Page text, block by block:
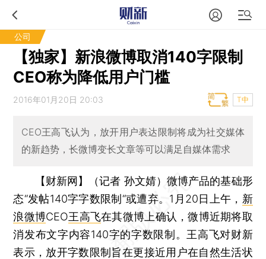
公司
【独家】新浪微博取消140字限制
CEO称为降低用户门槛
2016年01月20日 20:03 T中
CEO王高飞认为，放开用户表达限制将成为社交媒体
的新趋势，长微博变长文章等可以满足自媒体需求
【财新网】（记者 孙文婧） 微博产品的基础形
态“发帖140字字数限制“或遭弃。1月20日上午， 新
浪微博CEO王高飞在其微博上确认，微博近期将取
消发布文字内容140字的字数限制。王高飞对财新
表示，放开字数限制旨在更接近用户在自然生活状